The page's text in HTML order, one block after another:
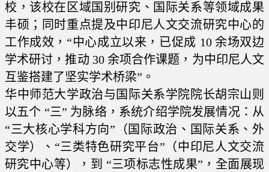
校，该校在区域国别研究、国际关系等领域成果
丰硕；同时重点提及中印尼人文交流研究中心的
工作成效，“中心成立以来，已促成 10 余场双边
学术研讨，推动 30 余项合作课题，为中印尼人文
互鉴搭建了坚实学术桥梁”。
华中师范大学政治与国际关系学院院长胡宗山则
以五个 “三” 为脉络，系统介绍学院发展情况：从
“三大核心学科方向”（国际政治、国际关系、外
交学）、“三类特色研究平台”（中印尼人文交流
研究中心等），到 “三项标志性成果”，全面展现